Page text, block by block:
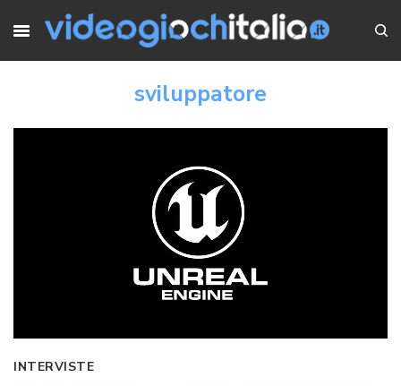
sviluppatore
INTERVISTE